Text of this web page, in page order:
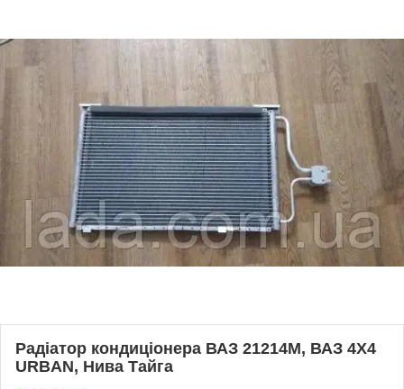
Радіатор кондиціонера ВАЗ 21214М, ВАЗ 4X4
URBAN, Нива Тайга